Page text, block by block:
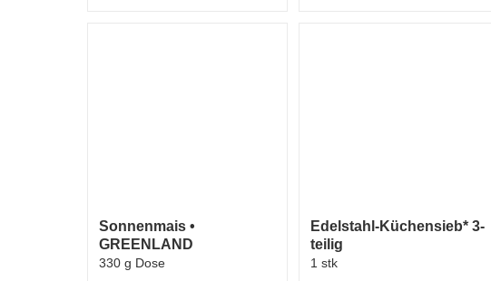
Sonnenmais •
GREENLAND
330 g Dose
Edelstahl-Küchensieb* 3-
teilig
1 stk